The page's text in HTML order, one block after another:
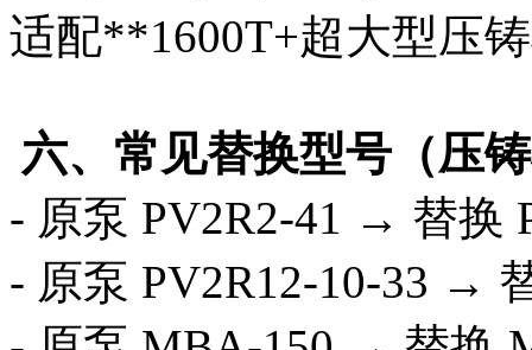
适配**1600T+超大型压
六、常见替换型号（压
- 原泵 PV2R2-41 → 替换
- 原泵 PV2R12-10-33 →